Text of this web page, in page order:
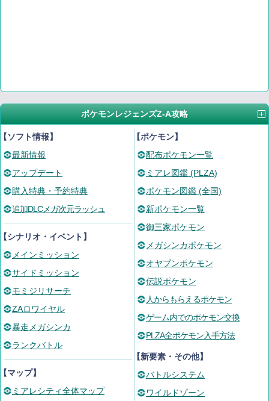
ポケモンレジェンズZ-A攻略
ソフト情報】
最新情報
アップデート
購入特典・予約特典
追加DLCメガ次元ラッシュ
シナリオ・イベント】
メインミッション
サイドミッション
モミジリサーチ
ZAロワイヤル
暴走メガシンカ
ランクバトル
マップ】
ミアレシティ全体マップ
【ポケモン】
配布ポケモン一覧
ミアレ図鑑 (PLZA)
ポケモン図鑑 (全国)
新ポケモン一覧
御三家ポケモン
メガシンカポケモン
オヤブンポケモン
伝説ポケモン
人からもらえるポケモン
ゲーム内でのポケモン交換
PLZA全ポケモン入手方法
【新要素・その他】
バトルシステム
ワイルドゾーン